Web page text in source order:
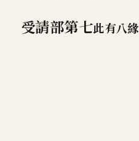
受請部第七此有八緣